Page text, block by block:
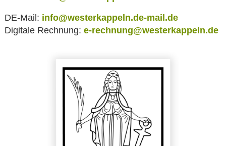
DE-Mail: info@westerkappeln.de-mail.de
Digitale Rechnung: e-rechnung@westerkappeln.de